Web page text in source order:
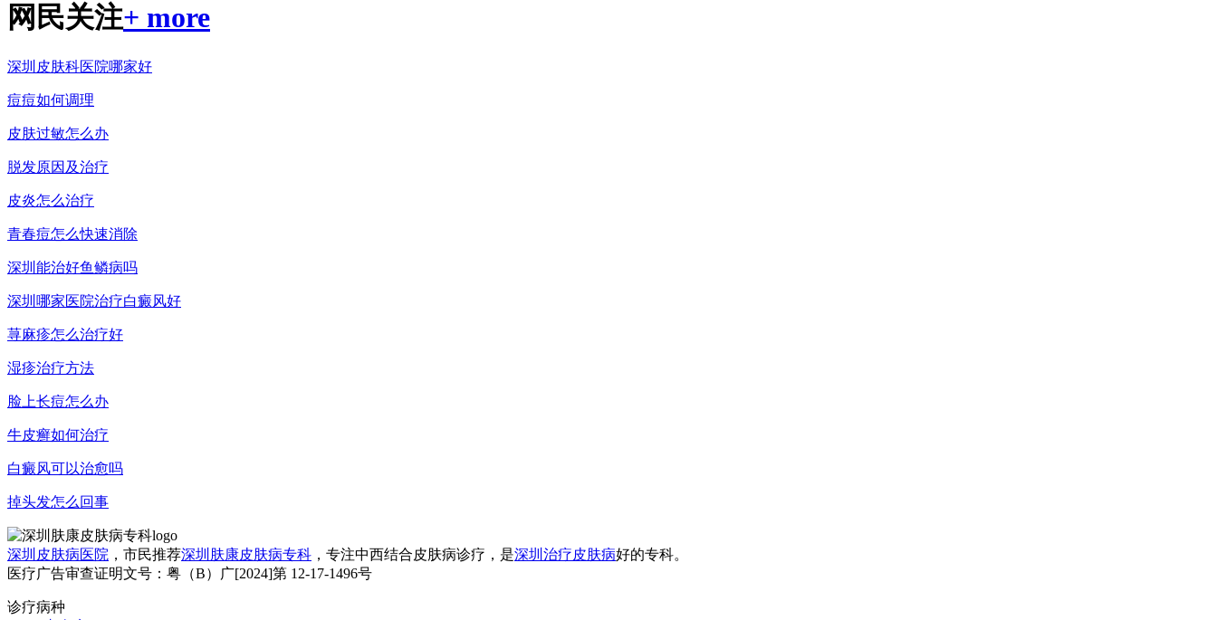
网民关注+ more
深圳皮肤科医院哪家好
痘痘如何调理
皮肤过敏怎么办
脱发原因及治疗
皮炎怎么治疗
青春痘怎么快速消除
深圳能治好鱼鳞病吗
深圳哪家医院治疗白癜风好
荨麻疹怎么治疗好
湿疹治疗方法
脸上长痘怎么办
牛皮癣如何治疗
白癜风可以治愈吗
掉头发怎么回事
深圳皮肤病医院 ，市民推荐深圳肤康皮肤病专科 ，专注中西结合皮肤病诊疗，是深圳治疗皮肤病好的专科。
医疗广告审查证明文号：粤（B）广[2024]第 12-17-1496号
诊疗病种